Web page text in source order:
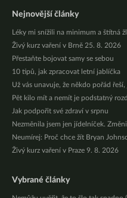
Nejnovější články
Léky mi snížili na minimum a štítná
Živý kurz vaření v Brně 25. 8. 2026
Přestaňte bojovat samy se sebou
10 tipů, jak zpracovat letní jablíčka
Už vás unavuje, že někdo pořád
Pět kilo mít a nemít je podstatný
Jak podpořit své zdraví v srpnu
Nezměnila jsem jen jídelníček.
Neumírej: Proč chce žít Bryan
Živý kurz vaření v Praze 9. 8. 2026
Vybrané články